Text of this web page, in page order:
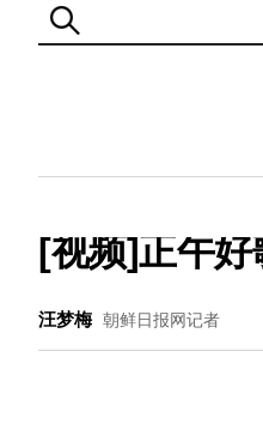
[视频]正午
汪梦梅 朝鲜日报网记者